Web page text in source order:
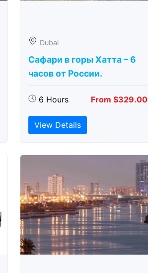
Dubai
Сафари в горы Хатта – 6
часов от России.
6 Hours From $329.00
View Details